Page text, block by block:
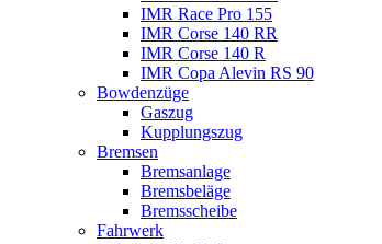
IMR Race Pro 155
IMR Corse 140 RR
IMR Corse 140 R
IMR Copa Alevin RS 90
Bowdenzüge
Gaszug
Kupplungszug
Bremsen
Bremsanlage
Bremsbeläge
Bremsscheibe
Fahrwerk